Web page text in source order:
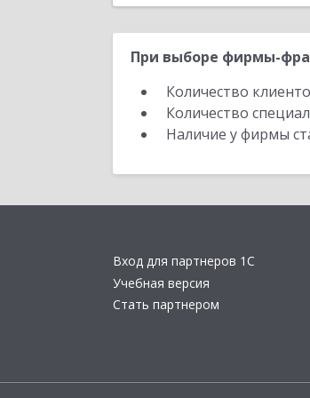
При выборе фирмы-
Количество
Количество
Наличие у фирмы
Вход для партнеров 1С
Учебная версия
Стать партнером